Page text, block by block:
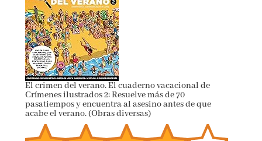
El crimen del verano. El cuaderno vacacional de
Crímenes ilustrados 2: Resuelve más de 70
pasatiempos y encuentra al asesino antes de que
acabe el verano. (Obras diversas)